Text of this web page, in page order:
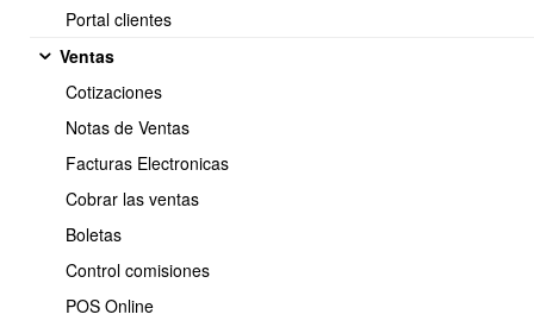
Portal clientes
Ventas
Cotizaciones
Notas de Ventas
Facturas Electronicas
Cobrar las ventas
Boletas
Control comisiones
POS Online
Tel.: (+56) 225 88 44 99 Opc. 2
Lunes a Viernes De 08:00 a 16:00 hrs